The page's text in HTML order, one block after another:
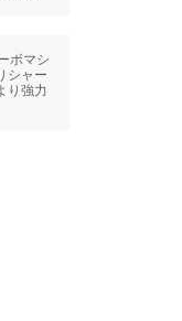
ボマシ
シャー
り強力